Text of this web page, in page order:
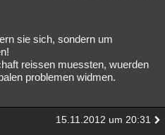
sie sich, sondern um
reissen muessten, wuerden
problemen widmen.
15.11.2012 um 20:31